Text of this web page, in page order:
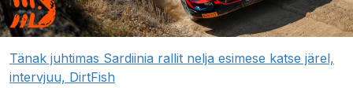
Tänak juhtimas Sardiinia rallit nelja esimese katse järel,
intervjuu, DirtFish